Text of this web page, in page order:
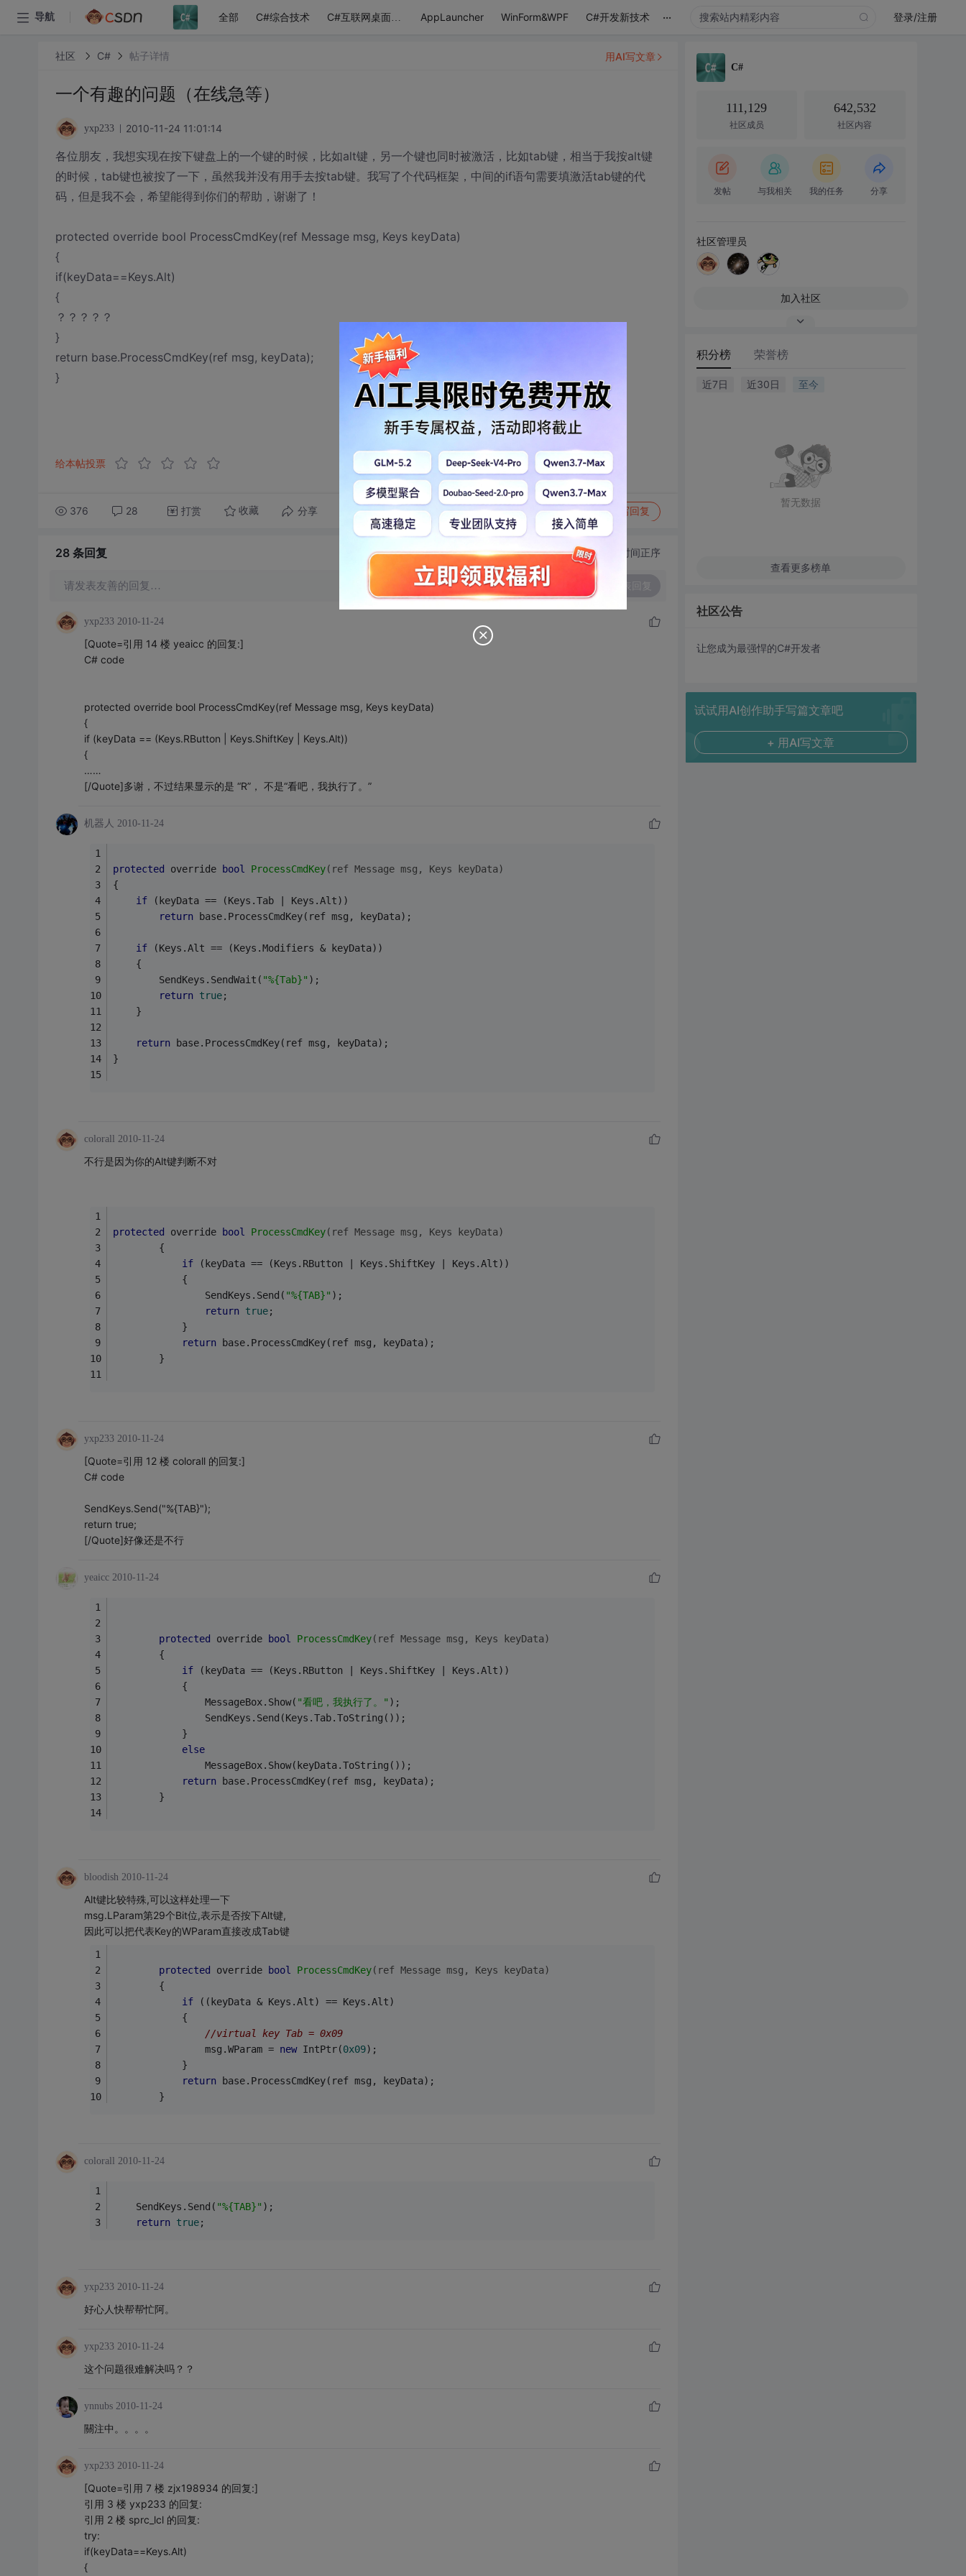
导航 全部 C#综合技术 C#互联网桌面应用 AppLauncher WinForm&WPF C#开发新技术 ... 登录/注册
社区 C# 帖子详情
一个有趣的问题（在线急等）
yxp233 2010-11-24 11:01:14
各位朋友，我想实现在按下键盘上的一个键的时候，比如alt键，另一个键也同时被激活，比如tab键，相当于我按alt键
的时候，tab键也被按了一下，虽然我并没有用手去按tab键。我写了个代码框架，中间的if语句需要填激活tab键的代
码，但是我不会，希望能得到你们的帮助，谢谢了！
protected override bool ProcessCmdKey(ref Message msg, Keys keyData)
{
if(keyData==Keys.Alt)
{
？？？？？
}
return base.ProcessCmdKey(ref msg, keyData);
}
给本帖投票
376 28 打赏 收藏 分享 转发到动态 举报 写回复
用AI写文章
28 条回复 切换为时间正序
请发表友善的回复…
yxp233 2010-11-24
[Quote=引用 14 楼 yeaicc 的回复:]
C# code
protected override bool ProcessCmdKey(ref Message msg, Keys keyData)
{
if (keyData == (Keys.RButton | Keys.ShiftKey | Keys.Alt))
{
……
[/Quote]多谢，不过结果显示的是 “R”， 不是“看吧，我执行了。”
机器人 2010-11-24
protected override bool ProcessCmdKey(ref Message msg, Keys keyData)
{
if (keyData == (Keys.Tab | Keys.Alt))
return base.ProcessCmdKey(ref msg, keyData);
if (Keys.Alt == (Keys.Modifiers & keyData))
    {
        SendKeys.SendWait(
"%{Tab}" );
return true;
    }
return base.ProcessCmdKey(ref msg, keyData);
}
colorall 2010-11-24
不行是因为你的Alt键判断不对
protected override bool ProcessCmdKey(ref Message msg, Keys keyData)
        {
if (keyData == (Keys.RButton | Keys.ShiftKey | Keys.Alt))
            {
                SendKeys.Send(
"%{TAB}" );
return true;
            }
return base.ProcessCmdKey(ref msg, keyData);
        }
yxp233 2010-11-24
[Quote=引用 12 楼 colorall 的回复:]
C# code
SendKeys.Send("%{TAB}");
return true;
[/Quote]好像还是不行
yeaicc 2010-11-24
protected override bool ProcessCmdKey(ref Message msg, Keys keyData)
        {
if (keyData == (Keys.RButton | Keys.ShiftKey | Keys.Alt))
            {
                MessageBox.Show(
"看吧，我执行了。" );
                SendKeys.Send(Keys.Tab.ToString());
            }
else
                MessageBox.Show(keyData.ToString());
return base.ProcessCmdKey(ref msg, keyData);
        }
bloodish 2010-11-24
Alt键比较特殊,可以这样处理一下
msg.LParam第29个Bit位,表示是否按下Alt键,
因此可以把代表Key的WParam直接改成Tab键
protected override bool ProcessCmdKey(ref Message msg, Keys keyData)
        {
if ((keyData & Keys.Alt) == Keys.Alt)
            {
//virtual key Tab = 0x09
                msg.WParam =
new IntPtr(0x09);
            }
return base.ProcessCmdKey(ref msg, keyData);
        }
colorall 2010-11-24
    SendKeys.Send(
"%{TAB}" );
return true;
yxp233 2010-11-24
好心人快帮帮忙阿。
yxp233 2010-11-24
这个问题很难解决吗？？
ynnubs 2010-11-24
關注中。。。。
yxp233 2010-11-24
[Quote=引用 7 楼 zjx198934 的回复:]
引用 3 楼 yxp233 的回复:
引用 2 楼 sprc_lcl 的回复:
try:
if(keyData==Keys.Alt)
{
C#
111,129
社区成员
642,532
社区内容
发帖 与我相关 我的任务 分享
社区管理员
加入社区
积分榜 荣誉榜
近7日 近30日 至今
暂无数据
查看更多榜单
社区公告
让您成为最强悍的C#开发者
试试用AI创作助手写篇文章吧
+ 用AI写文章